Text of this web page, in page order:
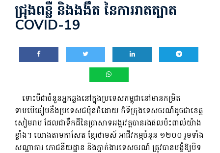
ជ្រុងពន្លឺ និងងងឹត នៃការរាតត្បាត
COVID-19
ទោះបីជាចំនួនអ្នកឆ្លងនៅក្នុងប្រទេសកម្ពុជានៅមានកម្រិត
ទាបបើធៀបនឹងប្រទេសជប៉ុនក៏ដោយ ក៏ទីក្រុងទេសចរណ៍ដូចជាខេត្ត
សៀមរាប ដែលជាទឹកដីនៃប្រាសាទអង្គរវត្តបានរងផលប៉ះពាល់យ៉ាង
ខ្លាំង។ យោងតាមកាសែត ខ្មែរថាមស៍ អាជីវកម្មចំនួន ១២០០ រួមទាំង
សណ្ឋាគារ ភោជនីយដ្ឋាន និងភ្នាក់ងារទេសចរណ៍ ត្រូវបានបង្ខំឱ្យបិទ